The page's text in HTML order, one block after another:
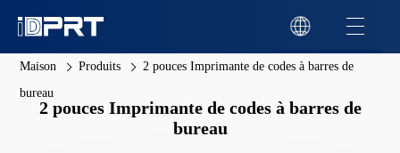
Maison Produits
2 pouces Imprimante de codes à barres de
bureau
2 pouces Imprimante de codes à barres de
bureau